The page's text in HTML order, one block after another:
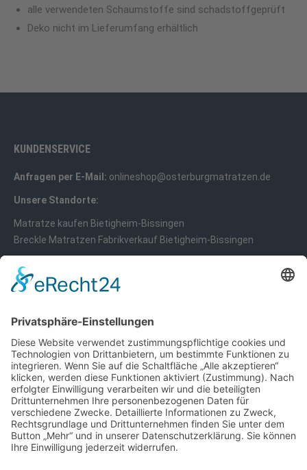
alle verwendeten Schaumstoffe sind schadstoffgeprüft
Deko nicht im Lieferumfang erhältlich
KUNDENSERVICE
Anfragen per E-Mail: onlineshop@osterburgmatratzen.de
Unsere Standorte:
Matratze kaufen Bietigheim-Bissingen
Breckle Matratzen Fabrikverkauf Bietigheim-Bissingen